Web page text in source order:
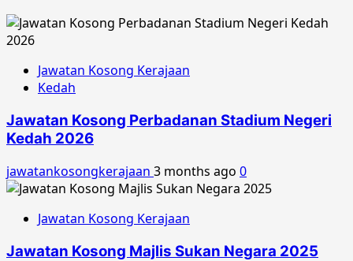
Jawatan Kosong Kerajaan
Kedah
Jawatan Kosong Perbadanan Stadium Negeri
Kedah 2026
jawatankosongkerajaan 3 months ago 0
Jawatan Kosong Kerajaan
Jawatan Kosong Majlis Sukan Negara 2025